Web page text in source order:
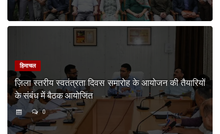
हिमाचल
ज़िला स्तरीय स्वतंत्रता दिवस समारोह के आयोजन की तैयारियों
के संबंध में बैठक आयोजित
0